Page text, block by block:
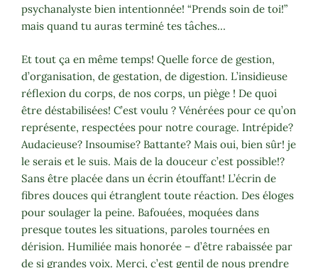
psychanalyste bien intentionnée! “Prends soin de toi!”
mais quand tu auras terminé tes tâches…
Et tout ça en même temps! Quelle force de gestion,
d’organisation, de gestation, de digestion. L’insidieuse
réflexion du corps, de nos corps, un piège ! De quoi
être déstabilisées! C’est voulu ? Vénérées pour ce qu’on
représente, respectées pour notre courage. Intrépide?
Audacieuse? Insoumise? Battante? Mais oui, bien sûr! je
le serais et le suis. Mais de la douceur c’est possible!?
Sans être placée dans un écrin étouffant! L’écrin de
fibres douces qui étranglent toute réaction. Des éloges
pour soulager la peine. Bafouées, moquées dans
presque toutes les situations, paroles tournées en
dérision. Humiliée mais honorée – d’être rabaissée par
de si grandes voix. Merci, c’est gentil de nous prendre